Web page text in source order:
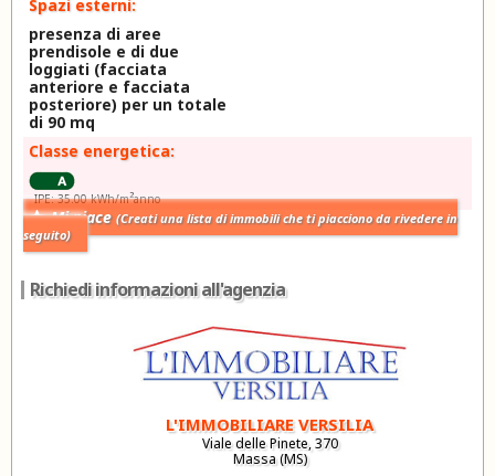
Spazi esterni:
presenza di aree
prendisole e di due
loggiati (facciata
anteriore e facciata
posteriore) per un totale
di 90 mq
Classe energetica:
IPE: 35.00 kWh/m2anno
Mi piace (Creati una lista di immobili che ti piacciono da rivedere in
seguito)
Richiedi informazioni all'agenzia
L'IMMOBILIARE VERSILIA
Viale delle Pinete, 370
Massa (MS)